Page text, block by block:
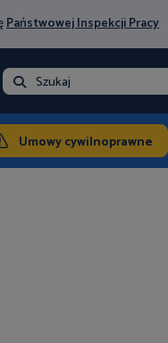
Państwowej Inspekcji Pracy
Szukaj
Umowy cywilnoprawne